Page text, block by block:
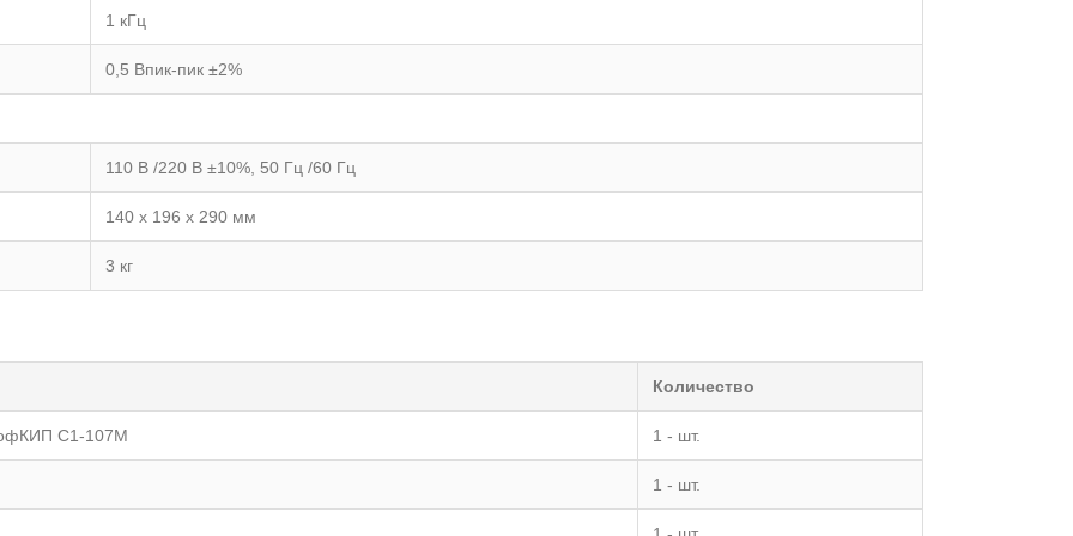
1 кГц
0,5 Впик-пик ±2%
110 В /220 В ±10%, 50 Гц /60 Гц
140 х 196 х 290 мм
3 кг
Количество
С1-107М 1 - шт.
1 - шт.